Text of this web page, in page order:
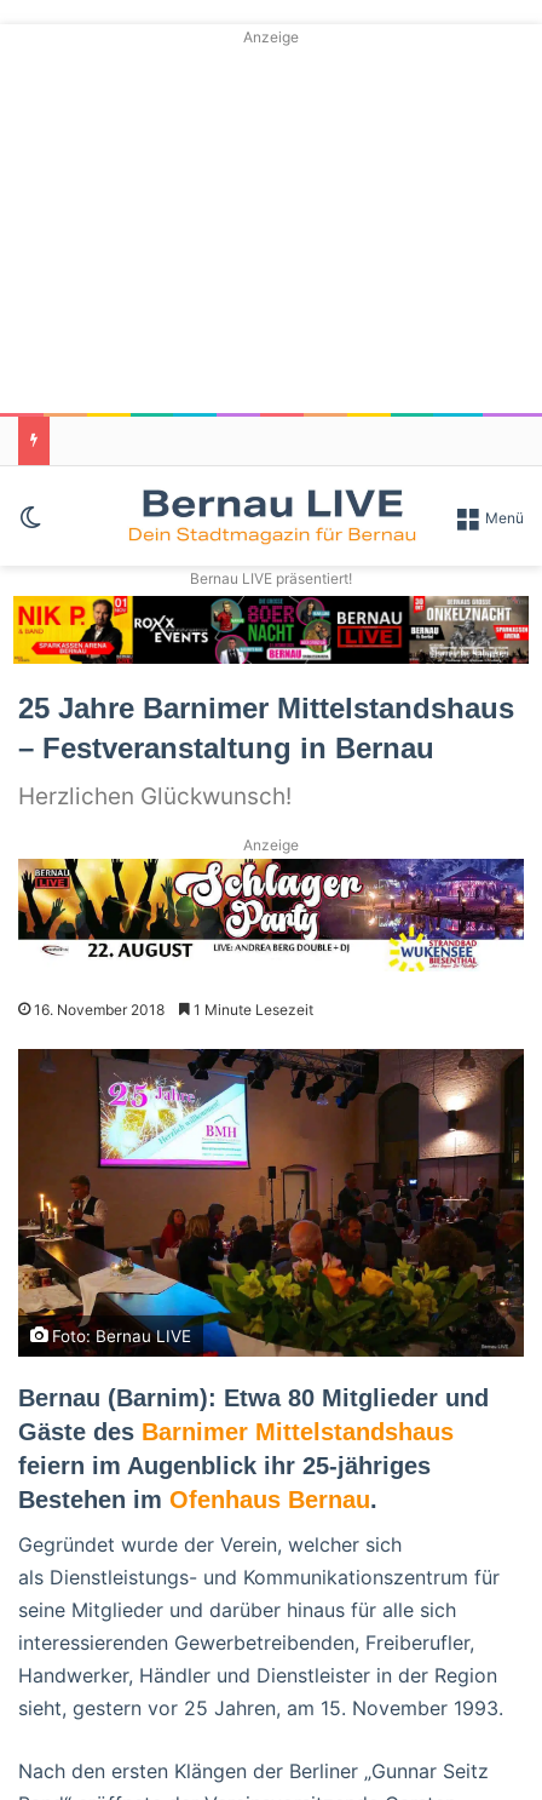
Anzeige
Skin umschalten Menü
Bernau LIVE präsentiert!
25 Jahre Barnimer Mittelstandshaus
– Festveranstaltung in Bernau
Herzlichen Glückwunsch!
Anzeige
16. November 2018 1 Minute Lesezeit
Foto: Bernau LIVE
Bernau (Barnim): Etwa 80 Mitglieder und
Gäste des Barnimer Mittelstandshaus
feiern im Augenblick ihr 25-jähriges
Bestehen im Ofenhaus Bernau.
Gegründet wurde der Verein, welcher sich
als Dienstleistungs- und Kommunikationszentrum für
seine Mitglieder und darüber hinaus für alle sich
interessierenden Gewerbetreibenden, Freiberufler,
Handwerker, Händler und Dienstleister in der Region
sieht, gestern vor 25 Jahren, am 15. November 1993.
Nach den ersten Klängen der Berliner „Gunnar Seitz